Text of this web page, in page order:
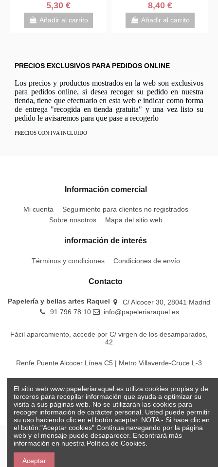
5,30 €
Añadir al carrito
8,40 €
Añadir al carrito
PRECIOS EXCLUSIVOS PARA PEDIDOS ONLINE
Los precios y productos mostrados en la web son exclusivos
para pedidos online, si desea recoger su pedido en nuestra
tienda, tiene que efectuarlo en esta web e indicar como forma
de entrega "recogida en tienda gratuita" y una vez listo su
pedido le avisaremos para que pase a recogerlo
PRECIOS CON IVA INCLUIDO
Información comercial
Mi cuenta
Seguimiento para clientes no registrados
Sobre nosotros
Mapa del sitio web
información de interés
Términos y condiciones Condiciones de envío
Contacto
Papelería y bellas artes Raquel
C/ Alcocer 30, 28041 Madrid
91 796 78 10
info@papeleriaraquel.es
Fácil aparcamiento, accede por C/ virgen de los desamparados,
42
Renfe Puente Alcocer Línea C5 | Metro Villaverde-Cruce L-3
El sitio web www.papeleriaraquel.es utiliza cookies propias y de
terceros para recopilar información que ayuda a optimizar su
visita a sus páginas web. No se utilizarán las cookies para
recoger información de carácter personal. Usted puede permitir
su uso haciendo clic en el botón aceptar. NOTA - Si hace clic en
el botón:"Aceptar cookies" Continua navegando por la página
web y el mensaje puede desaparecer. Encontrará más
información en nuestra Política de Cookies.
Aceptar